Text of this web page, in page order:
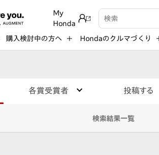
My
Honda
検索キーワード入力
購入検討中の方へ Hondaのクルマづくり
各賞受賞者 投稿する
検索結果一覧